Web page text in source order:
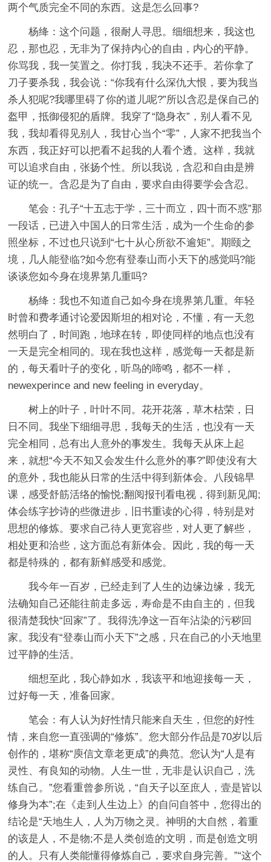
两个气质完全不同的东西。这是怎么回事?
杨绛：这个问题，很耐人寻思。细细想来，我这也
忍，那也忍，无非为了保持内心的自由，内心的平静。
你骂我，我一笑置之。你打我，我决不还手。若你拿了
刀子要杀我，我会说：“你我有什么深仇大恨，要为我当
杀人犯呢?我哪里碍了你的道儿呢?”所以含忍是保自己的
盔甲，抵御侵犯的盾牌。我穿了“隐身衣”，别人看不见
我，我却看得见别人，我甘心当个“零”，人家不把我当个
东西，我正好可以把看不起我的人看个透。这样，我就
可以追求自由，张扬个性。所以我说，含忍和自由是辨
证的统一。含忍是为了自由，要求自由得要学会含忍。
笔会：孔子“十五志于学，三十而立，四十而不惑”那
一段话，已进入中国人的日常生活，成为一个生命的参
照坐标，不过也只说到“七十从心所欲不逾矩”。期颐之
境，几人能登临?如今您有登泰山而小天下的感觉吗?能
谈谈您如今身在境界第几重吗?
杨绛：我也不知道自己如今身在境界第几重。年轻
时曾和费孝通讨论爱因斯坦的相对论，不懂，有一天忽
然明白了，时间跑，地球在转，即使同样的地点也没有
一天是完全相同的。现在我也这样，感觉每一天都是新
的，每天看叶子的变化，听鸟的啼鸣，都不一样，
newexperince and new feeling in everyday。
树上的叶子，叶叶不同。花开花落，草木枯荣，日
日不同。我坐下细细寻思，我每天的生活，也没有一天
完全相同，总有出人意外的事发生。我每天从床上起
来，就想“今天不知又会发生什么意外的事?”即使没有大
的意外，我也能从日常的生活中得到新体会。八段锦早
课，感受舒筋活络的愉悦;翻阅报刊看电视，得到新见闻;
体会练字抄诗的些微进步，旧书重读的心得，特别是对
思想的修炼。要求自己待人更宽容些，对人更了解些，
相处更和洽些，这方面总有新体会。因此，我的每一天
都是特殊的，都有新鲜感受和感觉。
我今年一百岁，已经走到了人生的边缘边缘，我无
法确知自己还能往前走多远，寿命是不由自主的，但我
很清楚我快“回家”了。我得洗净这一百年沾染的污秽回
家。我没有“登泰山而小天下”之感，只在自己的小天地里
过平静的生活。
细想至此，我心静如水，我该平和地迎接每一天，
过好每一天，准备回家。
笔会：有人认为好性情只能来自天生，但您的好性
情，来自您一直强调的“修炼”。您大部分作品是70岁以后
创作的，堪称“庾信文章老更成”的典范。您认为“人是有
灵性、有良知的动物。人生一世，无非是认识自己，洗
练自己。”您看重曾参所说，“自天子以至庶人，壹是皆以
修身为本”;在《走到人生边上》的自问自答中，您得出的
结论是“天地生人，人为万物之灵。神明的大自然，着重
的该是人，不是物;不是人类创造的文明，而是创造文明
的人。只有人类能懂得修炼自己，要求自身完善。”“这个